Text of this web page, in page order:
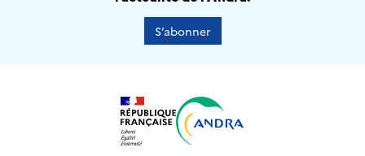
S’abonner